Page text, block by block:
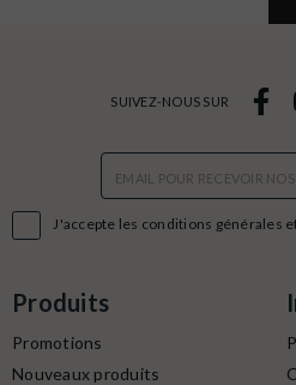
J'accepte les conditions générales
SUIVEZ-NOUS SUR
Produits
Promotions
Nouveaux produits